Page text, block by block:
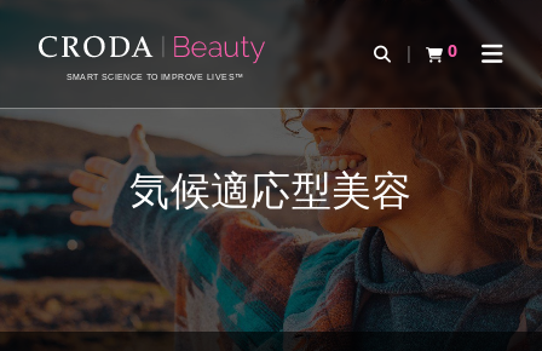
ン
を
ス
プ
ー
ス
キ
SMART SCIENCE TO IMPROVE LIVES™
検索を開く
0
カートを確認す
ナビ
気候適応型美容